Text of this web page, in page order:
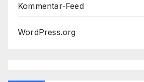
Kommentar-Feed
WordPress.org